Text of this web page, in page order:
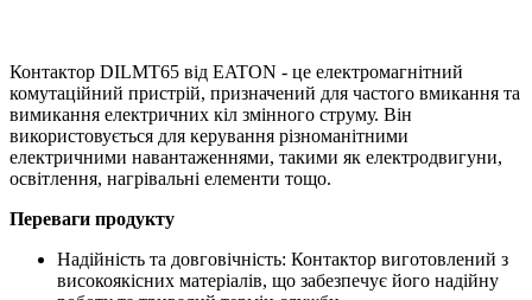
Контактор DILMT65 від EATON - це електромагнітний
комутаційний пристрій, призначений для частого вмикання та
вимикання електричних кіл змінного струму. Він
використовується для керування різноманітними
електричними навантаженнями, такими як електродвигуни,
освітлення, нагрівальні елементи тощо.
Переваги продукту
Надійність та довговічність: Контактор виготовлений з
високоякісних матеріалів, що забезпечує його надійну